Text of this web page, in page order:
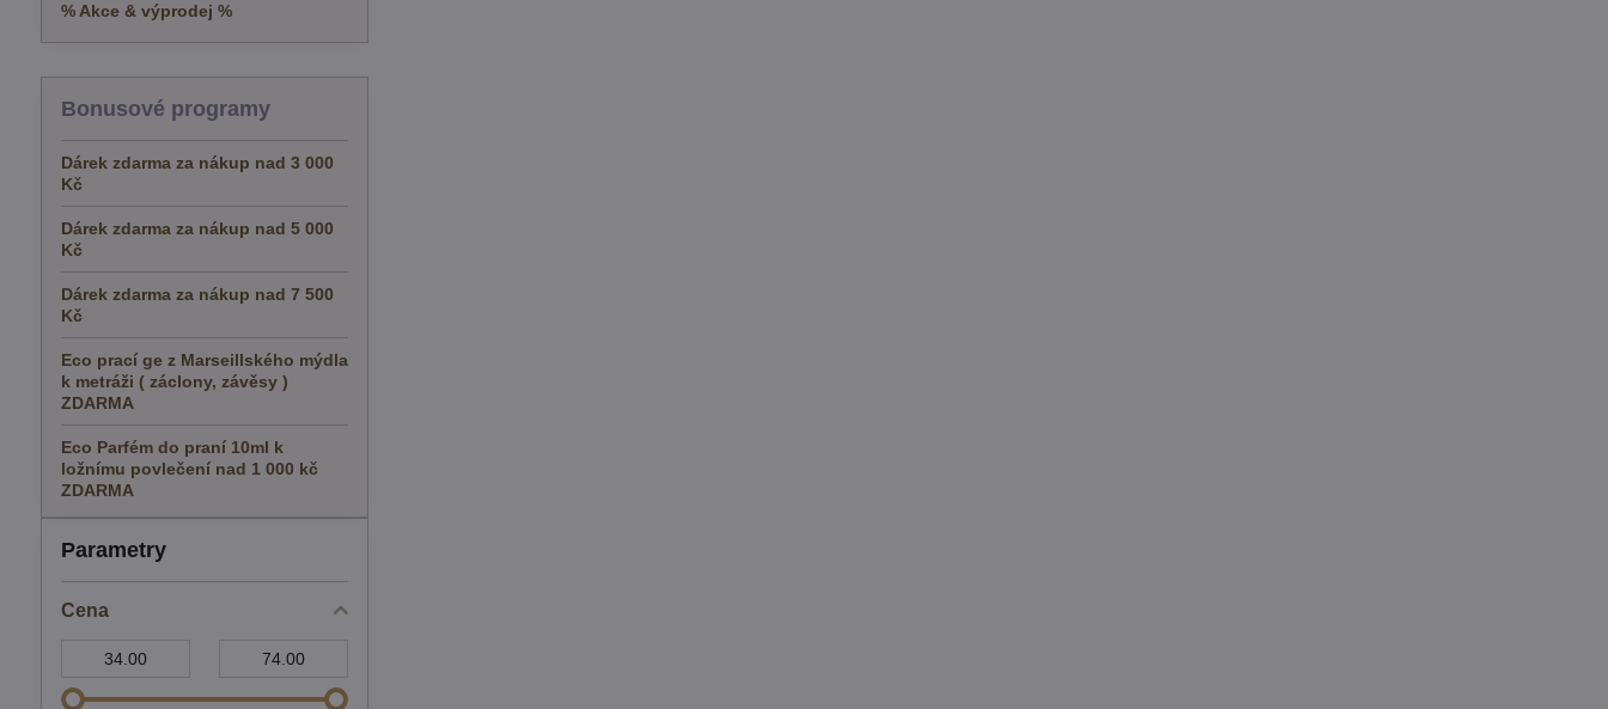
Parametry
Cena
% Akce & výprodej %
Bonusové programy
Dárek zdarma za nákup nad 3 000
Kč
Dárek zdarma za nákup nad 5 000
Kč
Dárek zdarma za nákup nad 7 500
Kč
Eco prací ge z Marseillského mýdla
k metráži ( záclony, závěsy )
ZDARMA
Eco Parfém do praní 10ml k
ložnímu povlečení nad 1 000 kč
ZDARMA